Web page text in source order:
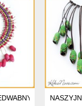
KOKONÓW